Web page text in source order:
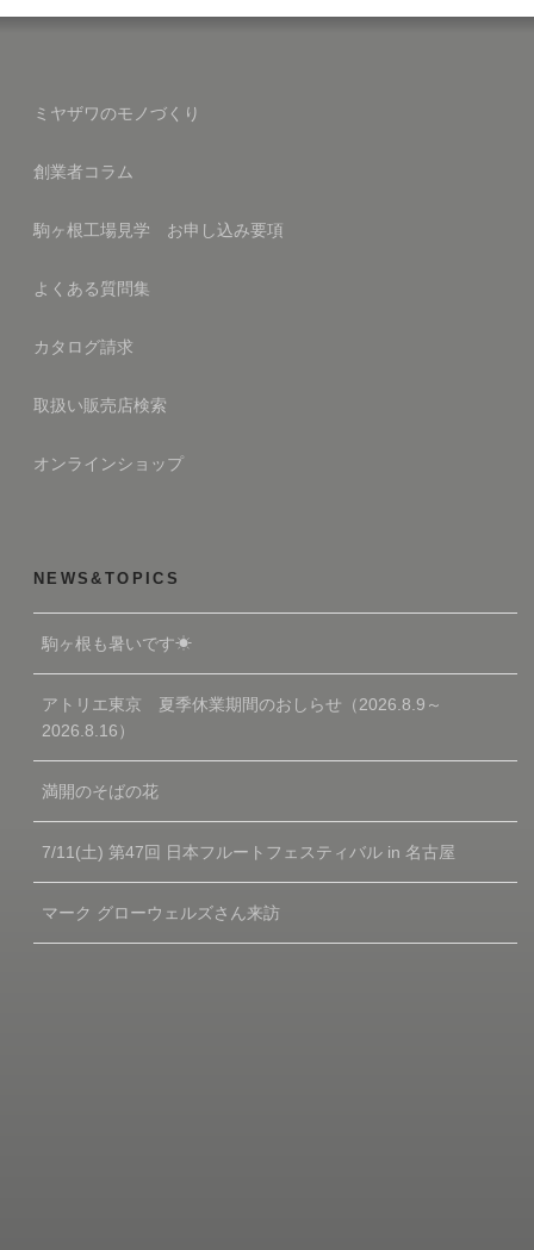
ミヤザワのモノづくり
創業者コラム
駒ヶ根工場見学 お申し込み要項
よくある質問集
カタログ請求
取扱い販売店検索
オンラインショップ
NEWS&TOPICS
駒ヶ根も暑いです☀
アトリエ東京 夏季休業期間のおしらせ（2026.8.9～
2026.8.16）
満開のそばの花
7/11(土) 第47回 日本フルートフェスティバル in 名古屋
マーク グローウェルズさん来訪